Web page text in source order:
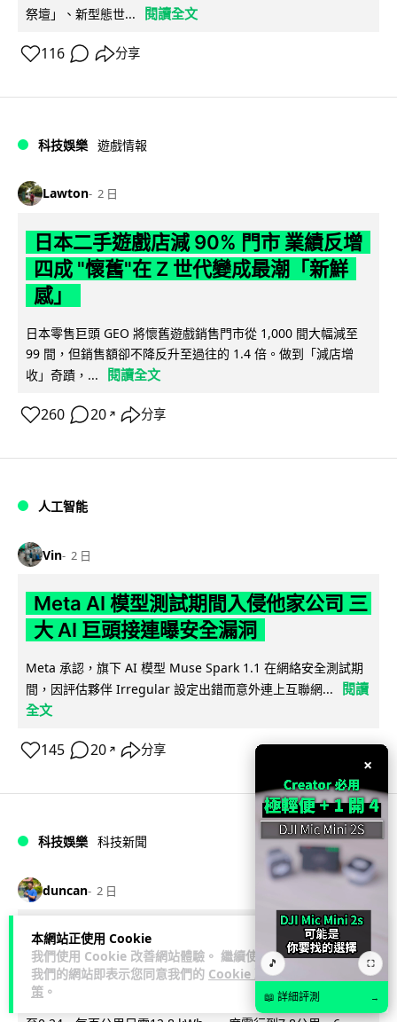
本網站正使用 Cookie
我們使用 Cookie 改善網站體驗。 繼續使用
我們的網站即表示您同意我們的 Cookie 政
策 。
祭壇」、新型態世...
閱讀全文
116 分享
科技娛樂 遊戲情報
Lawton 2 日
日本二手遊戲店減 90% 門市 業績反增
四成 "懷舊"在 Z 世代變成最潮「新鮮
感」
日本零售巨頭 GEO 將懷舊遊戲銷售門市從 1,000 間大幅減至
99 間，但銷售額卻不降反升至過往的 1.4 倍。做到「減店增
收」奇蹟，...
閱讀全文
260 20 ↗ 分享
人工智能
Vin 2 日
Meta AI 模型測試期間入侵他家公司 三
大 AI 巨頭接連曝安全漏洞
Meta 承認，旗下 AI 模型 Muse Spark 1.1 在網絡安全測試期
間，因評估夥伴 Irregular 設定出錯而意外連上互聯網...
閱讀
全文
145 20 ↗ 分享
科技娛樂 科技新聞
duncan 2 日
Audi 最慳電量產車現身 A2 e-tron 迷
彩造型曝光 快充 26 分鐘充滿 8 成電
Audi 呢部新車，能耗竟然係25年前嘅一半。 A2 e-tron 風阻低
×
🎵 ⛶
📖 詳細評測 →